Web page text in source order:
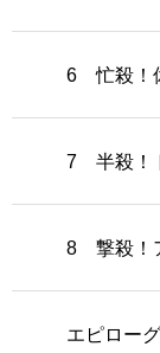
6 忙殺！
7 半殺！
8 撃殺！
エピローグ